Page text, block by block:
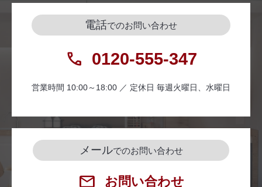
電話でのお問い合わせ
0120-555-347
営業時間 10:00～18:00 ／ 定休日 毎週火曜日、水曜日
メールでのお問い合わせ
お問い合わせ